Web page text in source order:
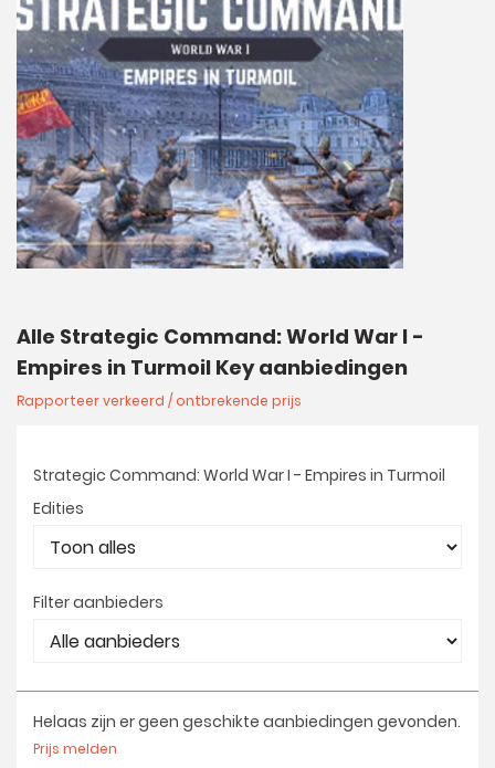
Alle Strategic Command: World War I -
Empires in Turmoil Key aanbiedingen
Rapporteer verkeerd / ontbrekende prijs
Strategic Command: World War I - Empires in Turmoil
Edities
Filter aanbieders
Helaas zijn er geen geschikte aanbiedingen gevonden.
Prijs melden